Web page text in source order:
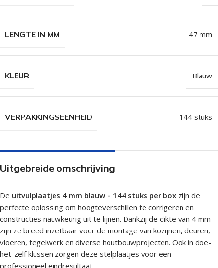
LENGTE IN MM 47 mm
KLEUR Blauw
VERPAKKINGSEENHEID 144 stuks
Uitgebreide omschrijving
De uitvulplaatjes 4 mm blauw – 144 stuks per box zijn de
perfecte oplossing om hoogteverschillen te corrigeren en
constructies nauwkeurig uit te lijnen. Dankzij de dikte van 4 mm
zijn ze breed inzetbaar voor de montage van kozijnen, deuren,
vloeren, tegelwerk en diverse houtbouwprojecten. Ook in doe-
het-zelf klussen zorgen deze stelplaatjes voor een
professioneel eindresultaat.